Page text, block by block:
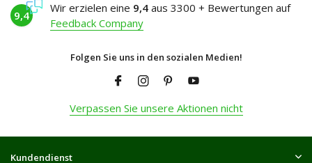
9,4
Wir erzielen eine 9,4 aus 3300 + Bewertungen auf
Feedback Company
Folgen Sie uns in den sozialen Medien!
Verpassen Sie unsere Aktionen nicht
Kundendienst